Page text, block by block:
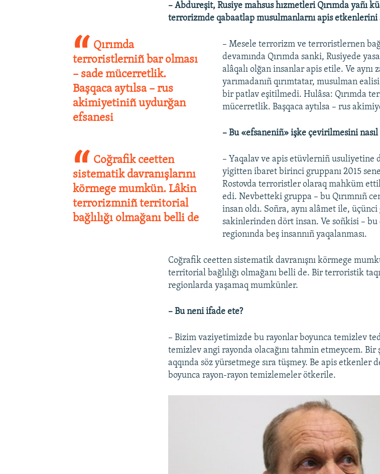
– Abdureşit, Rusiye mahsus hızmetleri Qırımda yañı
terrorizmde qabaatlap musulmanlarnı apis etkenlerini
Qırımda
terroristlerniñ bar olması
– sade mücerretlik.
Başqaca aytılsa – rus
akimiyetiniñ uydurğan
efsanesi
– Mesele terrorizm ve terroristlernen
devamında Qırımda sanki, Rusiyede
alâqalı olğan insanlar apis etile. Ve aynı
yarımadanıñ qırımtatar, musulman
bir patlav eşitilmedi. Hulâsa: Qırımda
mücerretlik. Başqaca aytılsa – rus
– Bu «efsaneniñ» işke çevirilmesini nasıl
Coğrafik ceetten
sistematik davranışlarını
körmege mumkün. Lâkin
terrorizmniñ territorial
bağlılığı olmağanı belli de
– Yaqalav ve apis etüvlerniñ usuliyetine
yigitten ibaret birinci gruppanı 2015
Rostovda terroristler olaraq mahküm
edi. Nevbetteki gruppa – bu Qırımnıñ
insan oldı. Soñra, aynı alâmet ile,
sakinlerinden dört insan. Ve soñkisi –
regionında beş insannıñ yaqalanması.
Coğrafik ceetten sistematik davranışnı körmege
territorial bağlılığı olmağanı belli de. Bir terroristik
regionlarda yaşamaq mumkünler.
– Bu neni ifade ete?
– Bizim vaziyetimizde bu rayonlar boyunca temizlev
temizlev angi rayonda olacağını tahmin etmeycem.
aqqında söz yürsetmege sıra tüşmey. Be apis etkenler
boyunca rayon-rayon temizlemeler ötkerile.